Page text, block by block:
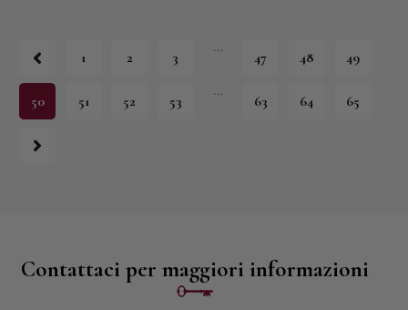
1 2 3
…
47 48 49
50 51 52 53
…
63 64 65
Contattaci per maggiori informazioni